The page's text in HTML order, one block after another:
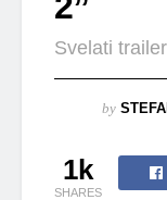
Svelati
by
1k
SHARES